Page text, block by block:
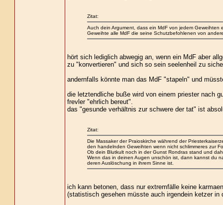
Zitat:
Auch dein Argument, dass ein MdF von jedem
Geweihte alle MdF die seine Schutzbefohlenen von
hört sich lediglich abwegig an, wenn ein MdF aber
zu "konvertieren" und sich so sein seelenheil zu
andernfalls könnte man das MdF "stapeln" und
die letztendliche buße wird von einem priester nach
frevler "ehrlich bereut".
das "gesunde verhältnis zur schwere der tat" ist
Zitat:
Die Massaker der Praioskirche während der
den handelnden Geweihten wenn nicht schlimmeres zur
Ob dein Blutkult noch in der Gunst Rondras stand und
Wenn das in deinen Augen unschön ist, dann kannst du
deren Auslöschung in ihrem Sinne ist.
ich kann betonen, dass nur extremfälle keine
(statistisch gesehen müsste auch irgendein ketzer